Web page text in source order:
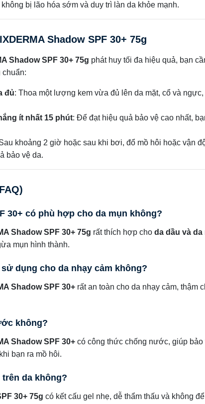
bị lão hóa sớm và duy trì làn da khỏe mạnh.
Shadow SPF 30+ 75g
Shadow SPF 30+ 75g phát huy tối đa hiệu quả, bạn
chuẩn:
đủ: Thoa một lượng kem vừa đủ lên da mặt, cổ và
ít nhất 15 phút: Để đạt hiệu quả bảo vệ cao nhất,
khoảng 2 giờ hoặc sau khi bơi, đổ mồ hôi hoặc vận
bảo vệ da.
30+ có phù hợp cho da mụn không?
Shadow SPF 30+ 75g rất thích hợp cho da dầu và da
mụn hình thành.
sử dụng cho da nhạy cảm không?
Shadow SPF 30+ rất an toàn cho da nhạy cảm, thậm
không?
Shadow SPF 30+ có công thức chống nước, giúp bảo
bạn ra mồ hôi.
da không?
30+ 75g có kết cấu gel nhẹ, dễ thẩm thấu và không